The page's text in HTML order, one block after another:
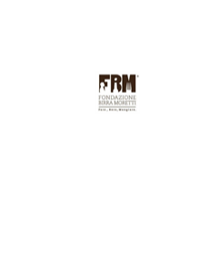
20099 Sesto San